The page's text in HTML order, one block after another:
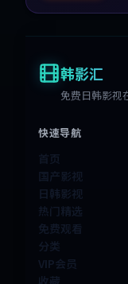
韩影汇
免费日韩影视
快速导航
首页
国产影视
日韩影视
热门精选
免费观看
分类
VIP会员
收藏